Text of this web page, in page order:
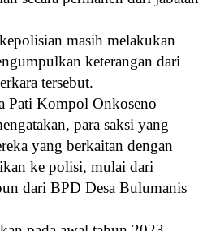
masih melakukan
keterangan dari
tersebut.
Pati Kompol Onkoseno
para saksi yang
yang berkaitan dengan
ke polisi, mulai dari
dari BPD Desa Bulumanis